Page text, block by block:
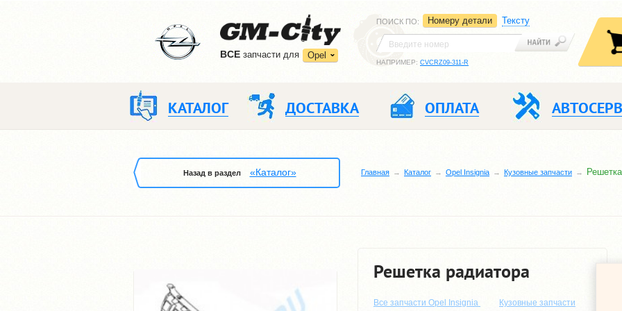
ВCE запчасти для Opel
ПОИСК ПО: Номеру детали Тексту
НАПРИМЕР: CVCRZ09-311-R
КАТАЛОГ ДОСТАВКА ОПЛАТА
Назад в раздел «Каталог» Главная Каталог Opel Insignia Кузовные запчасти
Решетка радиатора
Все запчасти Opel Insignia
Кузовные запчасти